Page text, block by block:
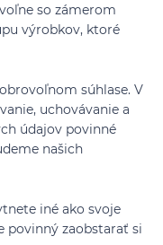
so zámerom
výrobkov, ktoré
súhlase. V
uchovávanie a
údajov povinné
našich
iné ako svoje
povinný zaobstarať si